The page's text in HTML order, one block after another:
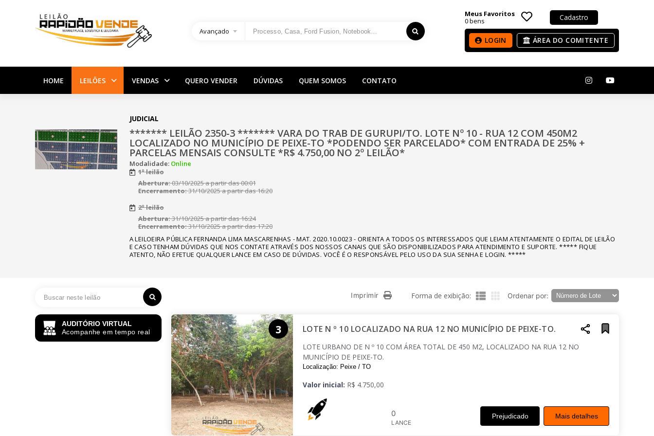
Avançado
Meus Favoritos
0bens Cadastro
LOGIN ÁREA DO COMITENTE
HOME LEILÕES VENDAS QUERO VENDER DÚVIDAS QUEM SOMOS CONTATO
JUDICIAL
******* LEILÃO 2350-3 ******* VARA DO TRAB DE GURUPI/TO. LOTE Nº 10 - RUA 12 COM 450M2
LOCALIZADO NO MUNICÍPIO DE PEIXE-TO *PODENDO SER PARCELADO* COM ENTRADA DE 25% +
PARCELAS MENSAIS CONSULTE *R$ 4.750,00 NO 2º LEILÃO*
Modalidade: Online
1º leilão
Abertura:03/10/2025 a partir das 00:01
Encerramento:31/10/2025 a partir das 16:20
2º leilão
Abertura:31/10/2025 a partir das 16:24
Encerramento:31/10/2025 a partir das 17:20
A LEILOEIRA PÚBLICA FERNANDA LIMA MASCARENHAS - MAT. 2020.10.0023 - ORIENTA A TODOS OS INTERESSADOS QUE LEIAM ATENTAMENTE O EDITAL DE LEILÃO
E CASO TENHAM DÚVIDAS QUE NOS CONTATE ATRAVÉS DOS NOSSOS CANAIS QUE SÃO DISPONIBILIZADOS PARA ATENDIMENTO E SUPORTE. ***** FIQUE
ATENTO, NÃO EFETUE QUALQUER LANCE EM CASO DE DÚVIDAS. VOCÊ É O RESPONSÁVEL PELO USO DA SUA SENHA E LOGIN. *****
AUDITÓRIO VIRTUAL
Acompanhe em tempo real
Imprimir Forma de exibição: Ordenar por:
3 LOTE N º 10 LOCALIZADO NA RUA 12 NO MUNICÍPIO DE PEIXE-TO.
LOTE URBANO DE N º 10 COM ÁREA TOTAL DE 450 M2, LOCALIZADO NA RUA 12 NO
MUNICÍPIO DE PEIXE-TO.
Localização: Peixe / TO
Valor inicial: R$ 4.750,00
0
LANCE
Prejudicado Mais detalhes